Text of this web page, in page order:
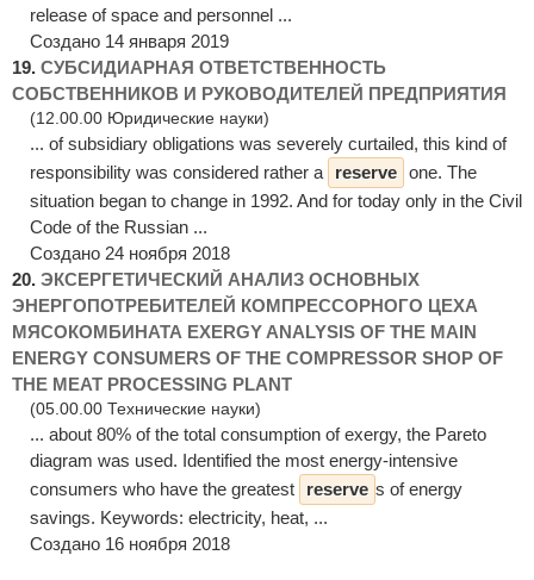
release of space and personnel ...
Создано 14 января 2019
19. СУБСИДИАРНАЯ ОТВЕТСТВЕННОСТЬ
СОБСТВЕННИКОВ И РУКОВОДИТЕЛЕЙ ПРЕДПРИЯТИЯ
(12.00.00 Юридические науки)
... of subsidiary obligations was severely curtailed, this kind of
responsibility was considered rather a
reserve one. The
situation began to change in 1992. And for today only in the Civil
Code of the Russian ...
Создано 24 ноября 2018
20. ЭКСЕРГЕТИЧЕСКИЙ АНАЛИЗ ОСНОВНЫХ
ЭНЕРГОПОТРЕБИТЕЛЕЙ КОМПРЕССОРНОГО ЦЕХА
МЯСОКОМБИНАТА EXERGY ANALYSIS OF THE MAIN
ENERGY CONSUMERS OF THE COMPRESSOR SHOP OF
THE MEAT PROCESSING PLANT
(05.00.00 Технические науки)
... about 80% of the total consumption of exergy, the Pareto
diagram was used. Identified the most energy-intensive
consumers who have the greatest
reserve s of energy
savings. Keywords: electricity, heat, ...
Создано 16 ноября 2018